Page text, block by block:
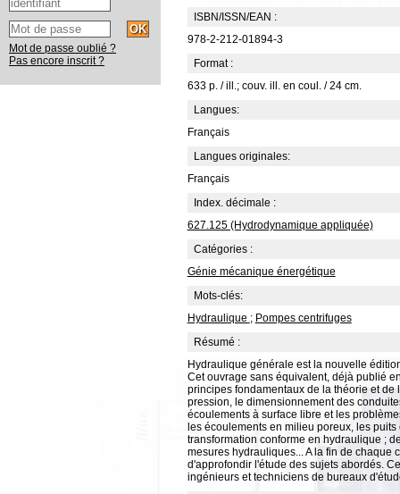
ISBN/ISSN/EAN :
978-2-212-01894-3
Format :
633 p. / ill.; couv. ill. en coul. / 24 cm.
Langues:
Français
Langues originales:
Français
Index. décimale :
627.125 (Hydrodynamique appliquée)
Catégories :
Génie mécanique énergétique
Mots-clés:
Hydraulique ; Pompes centrifuges
Résumé :
Hydraulique générale est la nouvelle
Cet ouvrage sans équivalent, déjà publié
principes fondamentaux de la théorie et
pression, le dimensionnement des
écoulements à surface libre et les
les écoulements en milieu poreux, les
transformation conforme en hydraulique ;
mesures hydrauliques... A la fin de
d'approfondir l'étude des sujets abordés.
ingénieurs et techniciens de bureaux
Mot de passe oublié ?
Pas encore inscrit ?